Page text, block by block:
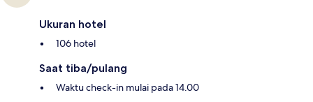
Ukuran hotel
106 hotel
Saat tiba/pulang
Waktu check-in mulai pada 14.00